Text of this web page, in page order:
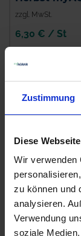
Zustimmung
Diese
Wir verwenden
zu können und
analysieren.
Verwendung
soziale
zzgl. MwSt.
6,30 € / St
U 46 M-Fluid